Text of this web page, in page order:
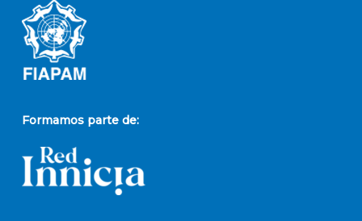
Formamos parte de: